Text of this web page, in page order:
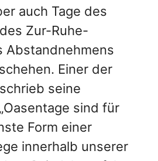
auch Tage des
Zur-Ruhe-
Abstandnehmens
Einer der
seine
sind für
Form einer
innerhalb unserer